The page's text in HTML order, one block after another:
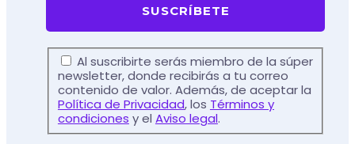
Al suscribirte serás miembro de la súper
newsletter, donde recibirás a tu correo
contenido de valor. Además, de aceptar la
Política de Privacidad, los Términos y
condiciones y el Aviso legal.